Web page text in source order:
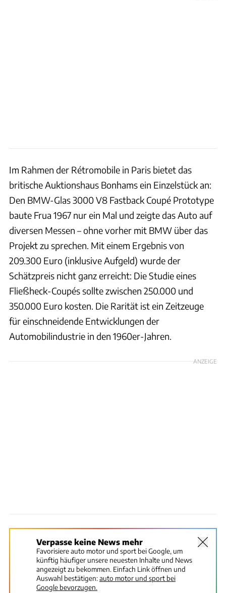
Im Rahmen der Rétromobile in Paris bietet das
britische Auktionshaus Bonhams ein Einzelstück an:
Den BMW-Glas 3000 V8 Fastback Coupé Prototype
baute Frua 1967 nur ein Mal und zeigte das Auto auf
diversen Messen – ohne vorher mit BMW über das
Projekt zu sprechen. Mit einem Ergebnis von
209.300 Euro (inklusive Aufgeld) wurde der
Schätzpreis nicht ganz erreicht: Die Studie eines
Fließheck-Coupés sollte zwischen 250.000 und
350.000 Euro kosten. Die Rarität ist ein Zeitzeuge
für einschneidende Entwicklungen der
Automobilindustrie in den 1960er-Jahren.
ANZEIGE
Verpasse keine News mehr
Favorisiere auto motor und sport bei Google, um
künftig häufiger unsere neuesten Inhalte und News
angezeigt zu bekommen. Einfach Link öffnen und
Auswahl bestätigen:auto motor und sport bei
Google bevorzugen.